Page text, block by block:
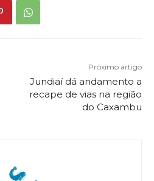
Próximo artigo
Jundiaí dá andamento a
recape de vias na região
do Caxambu